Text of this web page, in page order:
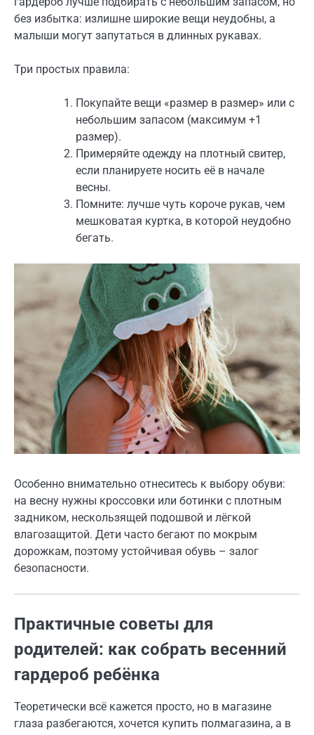
без избытка: излишне широкие вещи неудобны, а
малыши могут запутаться в длинных рукавах.
Три простых правила:
Покупайте вещи «размер в размер» или с
небольшим запасом (максимум +1
размер).
Примеряйте одежду на плотный свитер,
если планируете носить её в начале
весны.
Помните: лучше чуть короче рукав, чем
мешковатая куртка, в которой неудобно
бегать.
Особенно внимательно отнеситесь к выбору обуви:
на весну нужны кроссовки или ботинки с плотным
задником, нескользящей подошвой и лёгкой
влагозащитой. Дети часто бегают по мокрым
дорожкам, поэтому устойчивая обувь – залог
безопасности.
Практичные советы для
родителей: как собрать весенний
гардероб ребёнка
Теоретически всё кажется просто, но в магазине
глаза разбегаются, хочется купить полмагазина, а в